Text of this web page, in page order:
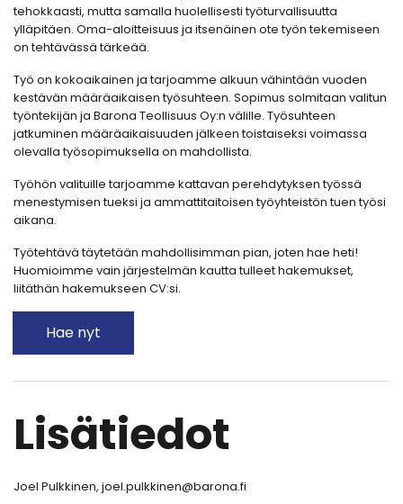
tehokkaasti, mutta samalla huolellisesti työturvallisuutta
ylläpitäen. Oma-aloitteisuus ja itsenäinen ote työn tekemiseen
on tehtävässä tärkeää.
Työ on kokoaikainen ja tarjoamme alkuun vähintään vuoden
kestävän määräaikaisen työsuhteen. Sopimus solmitaan valitun
työntekijän ja Barona Teollisuus Oy:n välille. Työsuhteen
jatkuminen määräaikaisuuden jälkeen toistaiseksi voimassa
olevalla työsopimuksella on mahdollista.
Työhön valituille tarjoamme kattavan perehdytyksen työssä
menestymisen tueksi ja ammattitaitoisen työyhteistön tuen työsi
aikana.
Työtehtävä täytetään mahdollisimman pian, joten hae heti!
Huomioimme vain järjestelmän kautta tulleet hakemukset,
liitäthän hakemukseen CV:si.
Hae nyt
Lisätiedot
Joel Pulkkinen, joel.pulkkinen@barona.fi